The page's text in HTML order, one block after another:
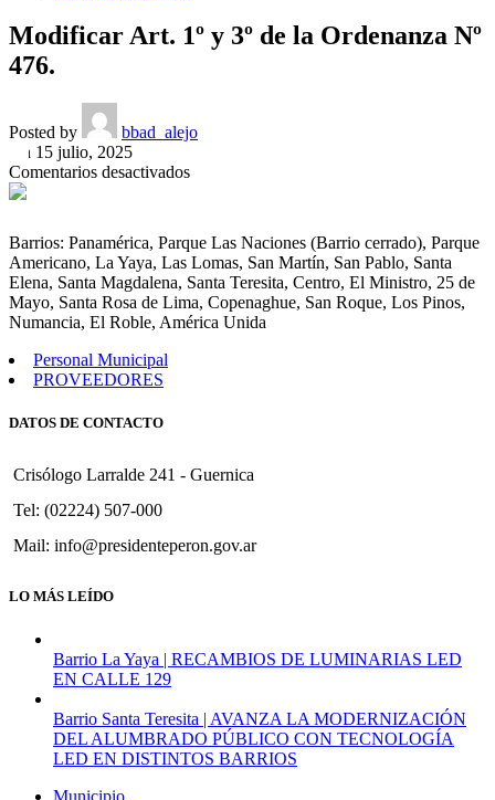
Modificar Art. 1º y 3º de la Ordenanza Nº
476.
Posted by
bbad_alejo
On 15 julio, 2025
Comentarios desactivadosen
y
3º
de
la
Ordenanza
Barrios: Panamérica, Parque Las Naciones (Barrio cerrado), Parque
Americano, La Yaya, Las Lomas, San Martín, San Pablo, Santa
Elena, Santa Magdalena, Santa Teresita, Centro, El Ministro, 25 de
Mayo, Santa Rosa de Lima, Copenaghue, San Roque, Los Pinos,
Numancia, El Roble, América Unida
Personal Municipal
PROVEEDORES
DATOS DE CONTACTO
Crisólogo Larralde 241 - Guernica
Tel: (02224) 507-000
Mail: info@presidenteperon.gov.ar
LO MÁS LEÍDO
Barrio La Yaya | RECAMBIOS DE LUMINARIAS LED
EN CALLE 129
Barrio Santa Teresita | AVANZA LA MODERNIZACIÓN
DEL ALUMBRADO PÚBLICO CON TECNOLOGÍA
LED EN DISTINTOS BARRIOS
Municipio